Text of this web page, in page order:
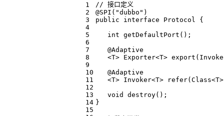
1
2
3
4
5
6
7
8
9
10
11
12
13
14
15
// 接口定义
@SPI("dubbo")
public
interface Protocol
{
int getDefaultPort () ;
@Adaptive
   <T>
Exporter<T> export
@Adaptive
   <T>
Invoker<T> refer
void
destroy() ;
}